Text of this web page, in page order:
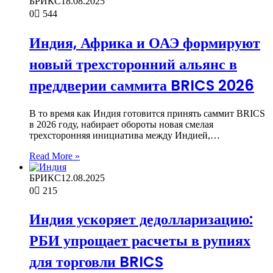
0
544
Индия, Африка и ОАЭ формируют
новый трехсторонний альянс в
преддверии саммита BRICS 2026
В то время как Индия готовится принять саммит BRICS
в 2026 году, набирает обороты новая смелая
трехсторонняя инициатива между Индией,…
Read More »
БРИКС12.08.2025
0
215
Индия ускоряет дедолларизацию:
РБИ упрощает расчеты в рупиях
для торговли BRICS